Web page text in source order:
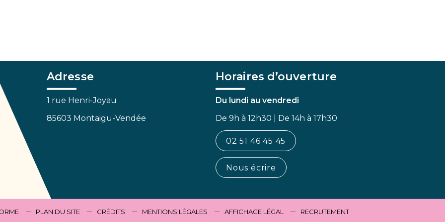
Adresse
1 rue Henri-Joyau
85603 Montaigu-Vendée
Horaires d’ouverture
Du lundi au vendredi
De 9h à 12h30 | De 14h à 17h30
02 51 46 45 45
Nous écrire
PLAN DU SITE CRÉDITS MENTIONS LÉGALES AFFICHAGE LÉGAL RECRUTEMENT